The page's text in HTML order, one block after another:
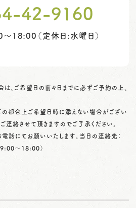
42-9160
18:00（定休日:水曜日）
、ご希望日の前々日までに必ずご予約の上、
都合上ご希望日時に添えない場合がござい
連絡させて頂きますのでご了承ください。
話にてお願いいたします。当日の連絡先：
9:00〜18:00）